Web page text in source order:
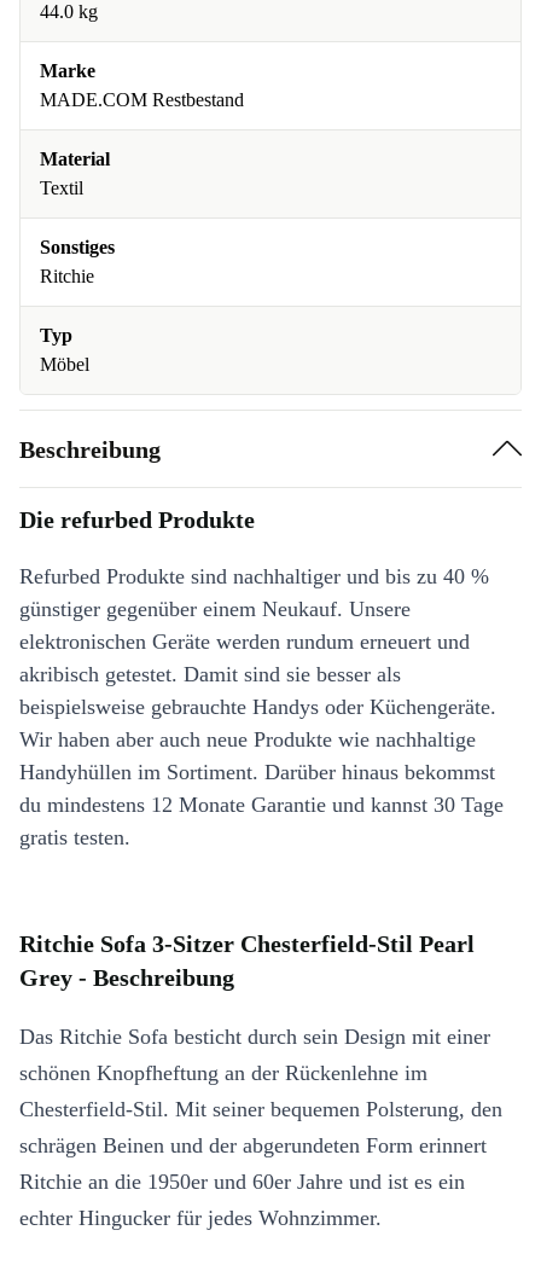
44.0 kg
Marke
MADE.COM Restbestand
Material
Textil
Sonstiges
Ritchie
Typ
Möbel
Beschreibung
Die refurbed Produkte
Refurbed Produkte sind nachhaltiger und bis zu 40 %
günstiger gegenüber einem Neukauf. Unsere
elektronischen Geräte werden rundum erneuert und
akribisch getestet. Damit sind sie besser als
beispielsweise gebrauchte Handys oder Küchengeräte.
Wir haben aber auch neue Produkte wie nachhaltige
Handyhüllen im Sortiment. Darüber hinaus bekommst
du mindestens 12 Monate Garantie und kannst 30 Tage
gratis testen.
Ritchie Sofa 3-Sitzer Chesterfield-Stil Pearl
Grey - Beschreibung
Das Ritchie Sofa besticht durch sein Design mit einer
schönen Knopfheftung an der Rückenlehne im
Chesterfield-Stil. Mit seiner bequemen Polsterung, den
schrägen Beinen und der abgerundeten Form erinnert
Ritchie an die 1950er und 60er Jahre und ist es ein
echter Hingucker für jedes Wohnzimmer.